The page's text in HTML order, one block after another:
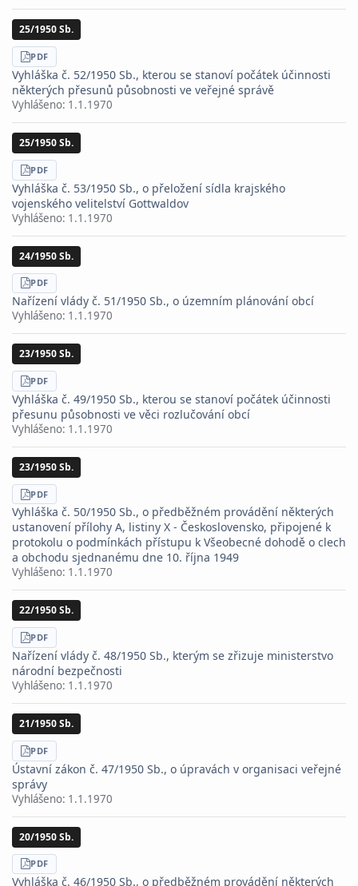
25/1950 Sb.
STÁHNOUT
PDF
Vyhláška č. 52/1950 Sb., kterou se stanoví počátek účinnosti
některých přesunů působnosti ve veřejné správě
Vyhlášeno: 1.1.1970
25/1950 Sb.
STÁHNOUT
PDF
Vyhláška č. 53/1950 Sb., o přeložení sídla krajského
vojenského velitelství Gottwaldov
Vyhlášeno: 1.1.1970
24/1950 Sb.
STÁHNOUT
PDF
Nařízení vlády č. 51/1950 Sb., o územním plánování obcí
Vyhlášeno: 1.1.1970
23/1950 Sb.
STÁHNOUT
PDF
Vyhláška č. 49/1950 Sb., kterou se stanoví počátek účinnosti
přesunu působnosti ve věci rozlučování obcí
Vyhlášeno: 1.1.1970
23/1950 Sb.
STÁHNOUT
PDF
Vyhláška č. 50/1950 Sb., o předběžném provádění některých
ustanovení přílohy A, listiny X - Československo, připojené k
protokolu o podmínkách přístupu k Všeobecné dohodě o clech
a obchodu sjednanému dne 10. října 1949
Vyhlášeno: 1.1.1970
22/1950 Sb.
STÁHNOUT
PDF
Nařízení vlády č. 48/1950 Sb., kterým se zřizuje ministerstvo
národní bezpečnosti
Vyhlášeno: 1.1.1970
21/1950 Sb.
STÁHNOUT
PDF
Ústavní zákon č. 47/1950 Sb., o úpravách v organisaci veřejné
správy
Vyhlášeno: 1.1.1970
20/1950 Sb.
STÁHNOUT
PDF
Vyhláška č. 46/1950 Sb., o předběžném provádění některých